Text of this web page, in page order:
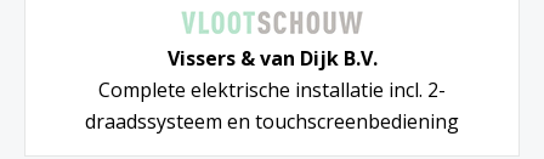
Vissers & van Dijk B.V.
Complete elektrische installatie incl. 2-
draadssysteem en touchscreenbediening